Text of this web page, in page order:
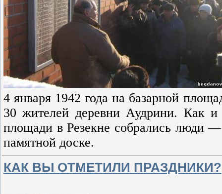
4 января 1942 года на базарной
30 жителей деревни Аудрини. Как
площади в Резекне собрались люди
памятной доске.
КАК ВЫ ОТМЕТИЛИ ПРАЗДНИКИ?